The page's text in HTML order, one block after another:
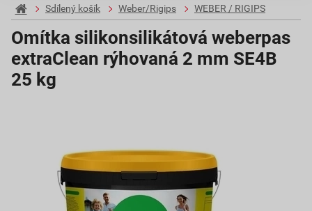
Sdílený košík Weber/Rigips WEBER / RIGIPS
Omítka silikonsilikátová weberpas
extraClean rýhovaná 2 mm SE4B
25 kg